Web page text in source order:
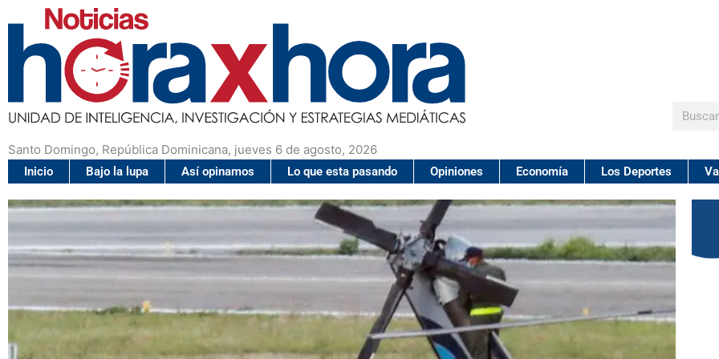
Santo Domingo, República Dominicana, jueves 6 de agosto, 2026
Buscar
Inicio Bajo la lupa Así opinamos Lo que esta pasando Opiniones Economía Los Deportes